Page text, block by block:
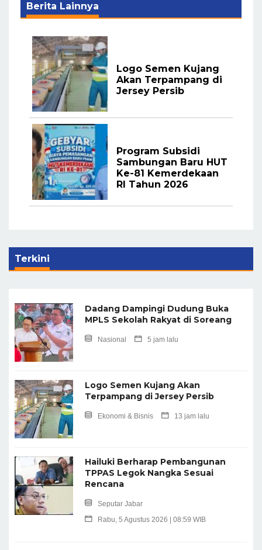
Berita Lainnya
Logo Semen Kujang
Akan Terpampang di
Jersey Persib
Program Subsidi
Sambungan Baru HUT
Ke-81 Kemerdekaan
RI Tahun 2026
Terkini
Dadang Dampingi Dudung Buka
MPLS Sekolah Rakyat di Soreang
Nasional 5 jam lalu
Logo Semen Kujang Akan
Terpampang di Jersey Persib
Ekonomi & Bisnis 13 jam lalu
Hailuki Berharap Pembangunan
TPPAS Legok Nangka Sesuai
Rencana
Seputar Jabar
Rabu, 5 Agustus 2026 | 08:59 WIB